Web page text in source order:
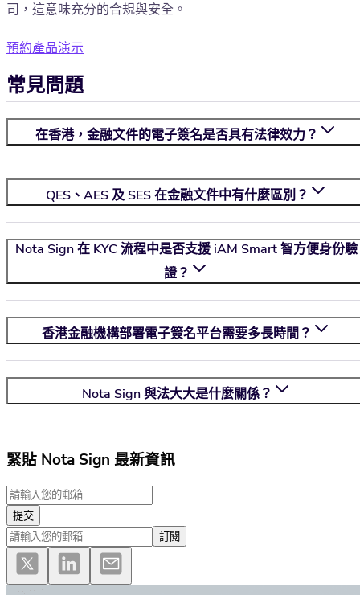
司，這意味充分的合規與安全。
預約產品演示
常見問題
在香港，金融文件的電子簽名是否具有法律效力？
QES、AES 及 SES 在金融文件中有什麼區別？
Nota Sign在 KYC 流程中是否支援 iAM Smart 智方便身份驗
證？
香港金融機構部署電子簽名平台需要多長時間？
Nota Sign與法大大是什麼關係？
緊貼 Nota Sign 最新資訊
提交
訂閱